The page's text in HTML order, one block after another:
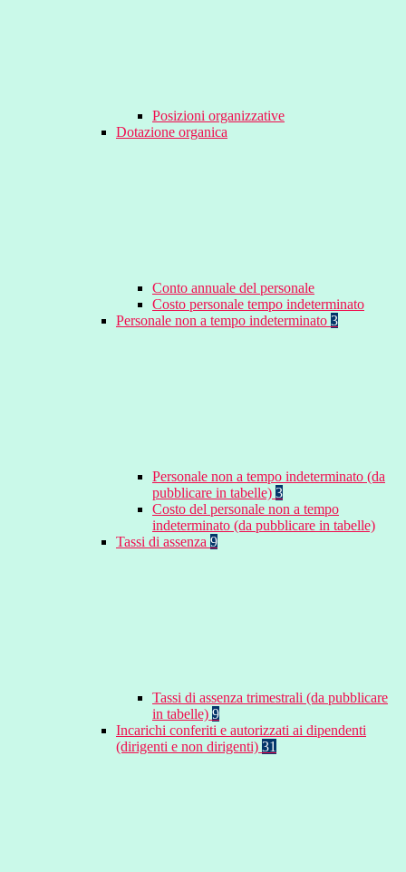
Posizioni organizzative
Dotazione organica
Conto annuale del personale
Costo personale tempo indeterminato
Personale non a tempo indeterminato 3
Personale non a tempo indeterminato (da
pubblicare in tabelle) 3
Costo del personale non a tempo
indeterminato (da pubblicare in tabelle)
Tassi di assenza 9
Tassi di assenza trimestrali (da pubblicare
in tabelle) 9
Incarichi conferiti e autorizzati ai dipendenti
(dirigenti e non dirigenti) 31